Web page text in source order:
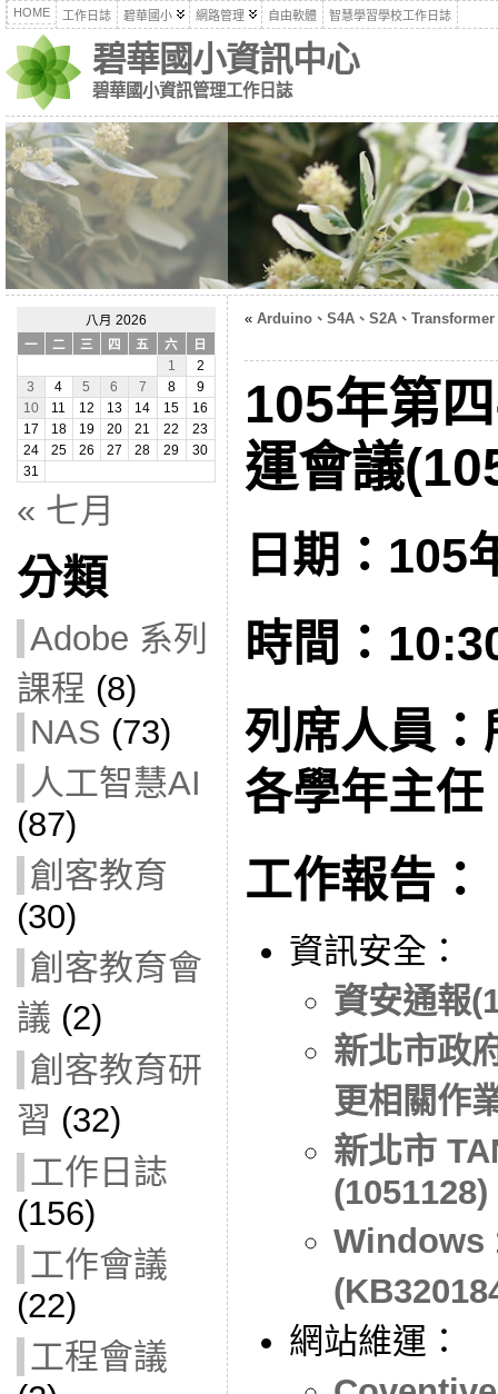
HOME 工作日誌 碧華國小 網路管理 自由軟體 智慧學習學校工作日誌
碧華國小資訊中心
碧華國小資訊管理工作日誌
八月 2026
一
二 三 四 五 六
日
1
2
3
4 5 6 7 8
9
10
11 12 13 14 15
16
17
18 19 20 21 22
23
24
25 26 27 28 29
30
31
« 七月
分類
Adobe 系列
課程 (8)
NAS (73)
人工智慧AI
(87)
創客教育
(30)
創客教育會
議 (2)
創客教育研
習 (32)
工作日誌
(156)
工作會議
(22)
工程會議
« Arduino、S4A、S2A、Transformer
105年第
運會議
日期：105
時間：
列席人員
各學年主任
工作報告：
資訊安全：
資安通報
新北市政
更相關作
新北市
(1051128)
Windows
網站維運：